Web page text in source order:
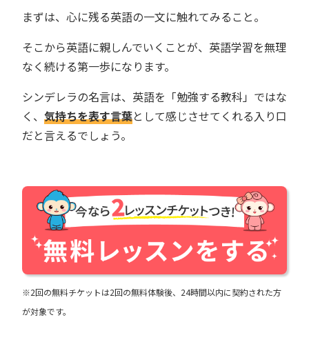
まずは、心に残る英語の一文に触れてみること。
そこから英語に親しんでいくことが、英語学習を無理
なく続ける第一歩になります。
シンデレラの名言は、英語を「勉強する教科」ではな
く、 気持ちを表す言葉として感じさせてくれる入り口
だと言えるでしょう。
※2回の無料チケットは2回の無料体験後、24時間以内に契約された方
が対象です。